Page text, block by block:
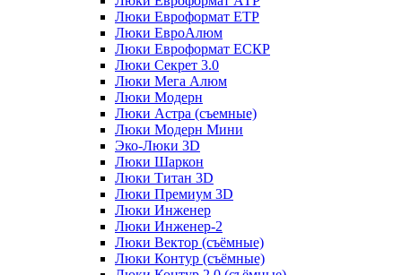
Люки Евроформат ЕТР
Люки ЕвроАлюм
Люки Евроформат ЕСКР
Люки Секрет 3.0
Люки Мега Алюм
Люки Модерн
Люки Астра (съемные)
Люки Модерн Мини
Эко-Люки 3D
Люки Шаркон
Люки Титан 3D
Люки Премиум 3D
Люки Инженер
Люки Инженер-2
Люки Вектор (съёмные)
Люки Контур (съёмные)